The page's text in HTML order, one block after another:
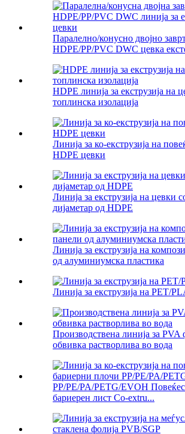
Паралелно/конусно двојно
HDPE/PP/PVC DWC цевка
HDPE линија за екструзија на
топлинска изолација
Линија за ко-екструзија на
HDPE цевки
Линија за екструзија на цевки
дијаметар од HDPE
Линија за екструзија на
од алуминиумска пластика
Линија за екструзија на PET/
Производствена линија за PVA
обвивка растворлива во вода
PP/PE/PA/PETG/EVOH
бариерен лист Co-extru...